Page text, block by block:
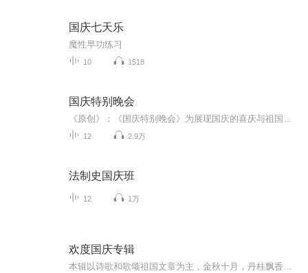
国庆七天乐
魔性早功练习
10 1518
国庆特别晚会
12 2.9万
法制史国庆班
12 1万
欢度国庆专辑